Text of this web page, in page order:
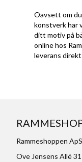
Oavsett om
konstverk har
ditt motiv på
online hos
leverans
Rammeshoppen ApS
Ove Jensens Allé 31